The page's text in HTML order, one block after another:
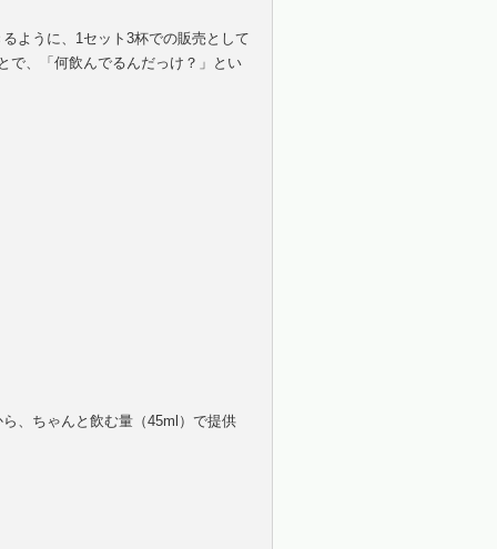
ように、1セット3杯での販売として
で、「何飲んでるんだっけ？」とい
、ちゃんと飲む量（45ml）で提供